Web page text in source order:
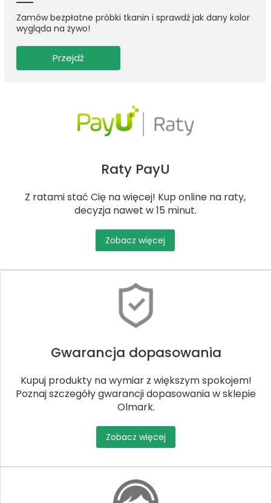
Zamów bezpłatne próbki tkanin i sprawdź jak dany kolor
wygląda na żywo!
Przejdź
Raty PayU
Z ratami stać Cię na więcej! Kup online na raty,
decyzja nawet w 15 minut.
Zobacz więcej
Gwarancja dopasowania
Kupuj produkty na wymiar z większym spokojem!
Poznaj szczegóły gwarancji dopasowania w sklepie
Olmark.
Zobacz więcej